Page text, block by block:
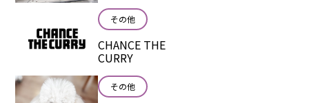
その他
CHANCE THE
CURRY
その他